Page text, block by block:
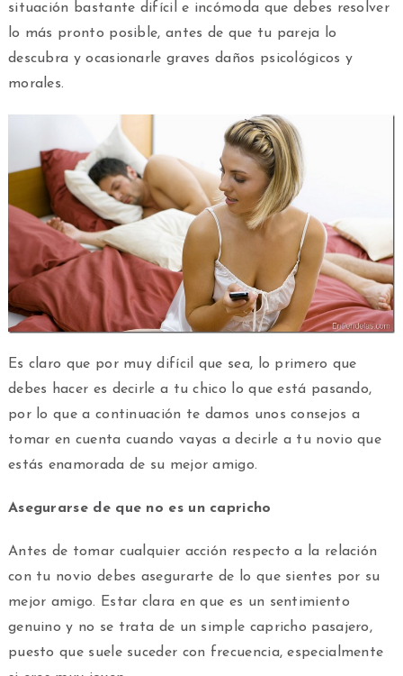
situación bastante difícil e incómoda que debes resolver
lo más pronto posible, antes de que tu pareja lo
descubra y ocasionarle graves daños psicológicos y
morales.
Es claro que por muy difícil que sea, lo primero que
debes hacer es decirle a tu chico lo que está pasando,
por lo que a continuación te damos unos consejos a
tomar en cuenta cuando vayas a decirle a tu novio que
estás enamorada de su mejor amigo.
Asegurarse de que no es un capricho
Antes de tomar cualquier acción respecto a la relación
con tu novio debes asegurarte de lo que sientes por su
mejor amigo. Estar clara en que es un sentimiento
genuino y no se trata de un simple capricho pasajero,
puesto que suele suceder con frecuencia, especialmente